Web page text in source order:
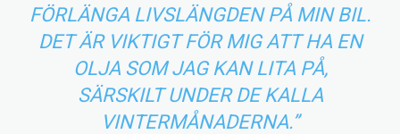
FÖRLÄNGA LIVSLÄNGDEN PÅ MIN BIL.
DET ÄR VIKTIGT FÖR MIG ATT HA EN
OLJA SOM JAG KAN LITA PÅ,
SÄRSKILT UNDER DE KALLA
VINTERMÅNADERNA.”